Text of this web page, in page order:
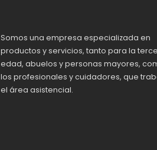
Somos una empresa especializada en
productos y servicios, tanto para la
edad, abuelos y personas mayores,
los profesionales y cuidadores, que
el área asistencial.